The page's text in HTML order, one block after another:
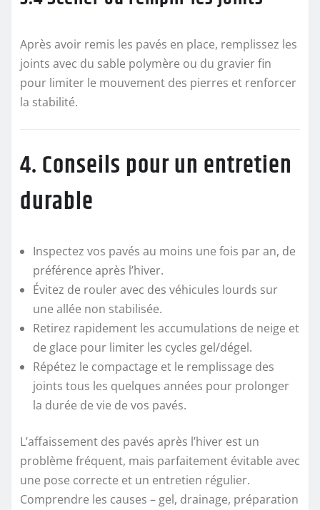
Après avoir remis les pavés en place, remplissez les
joints avec du sable polymère ou du gravier fin
pour limiter le mouvement des pierres et renforcer
la stabilité.
4. Conseils pour un entretien
durable
Inspectez vos pavés au moins une fois par an, de
préférence après l’hiver.
Évitez de rouler avec des véhicules lourds sur
une allée non stabilisée.
Retirez rapidement les accumulations de neige et
de glace pour limiter les cycles gel/dégel.
Répétez le compactage et le remplissage des
joints tous les quelques années pour prolonger
la durée de vie de vos pavés.
L’affaissement des pavés après l’hiver est un
problème fréquent, mais parfaitement évitable avec
une pose correcte et un entretien régulier.
Comprendre les causes – gel, drainage, préparation